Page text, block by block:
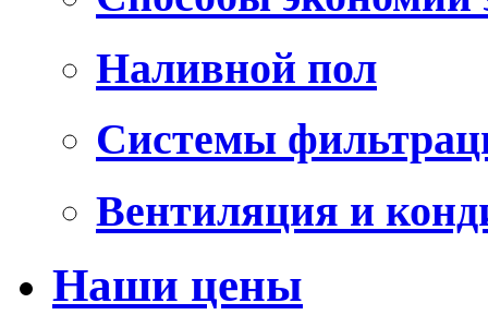
Наливной пол
Системы
Вентиляция и
Наши цены